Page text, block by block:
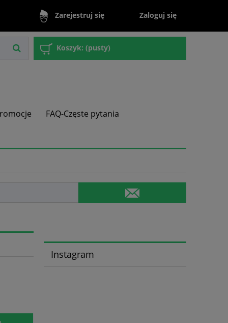
Zarejestruj się Zaloguj się
Koszyk: (pusty)
FAQ-Częste pytania
Instagram